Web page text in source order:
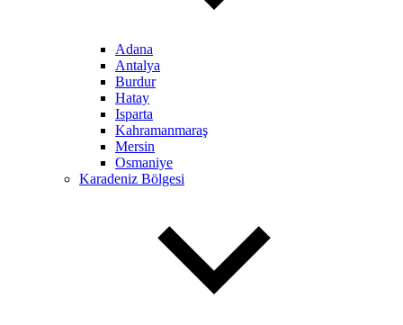
Adana
Antalya
Burdur
Hatay
Isparta
Kahramanmaraş
Mersin
Osmaniye
Karadeniz Bölgesi